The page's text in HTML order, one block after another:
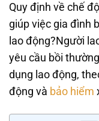
Quy định về chế
giúp việc gia đình
lao động?Người
yêu cầu bồi
dụng lao động,
động và bảo hiểm